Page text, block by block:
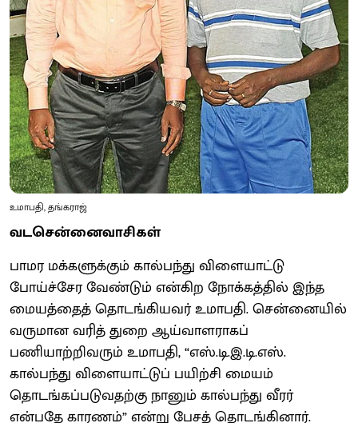
உமாபதி, தங்கராஜ்
வடசென்னைவாசிகள்
பாமர மக்களுக்கும் கால்பந்து விளையாட்டு
போய்ச்சேர வேண்டும் என்கிற நோக்கத்தில் இந்த
மையத்தைத் தொடங்கியவர் உமாபதி. சென்னையில்
வருமான வரித் துறை ஆய்வாளராகப்
பணியாற்றிவரும் உமாபதி, “எஸ்.டி.இ.டி.எஸ்.
கால்பந்து விளையாட்டுப் பயிற்சி மையம்
தொடங்கப்படுவதற்கு நானும் கால்பந்து வீரர்
என்பதே காரணம்” என்று பேசத் தொடங்கினார்.